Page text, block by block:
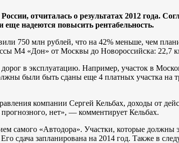
отчиталась о результатах 2012 года.
надеются повысить рентабельность.
750 млн рублей, что на 42% меньше, чем
М4 «Дон» от Москвы до Новороссийска:
в эксплуатацию. Например, участок в
были быть сданы еще 4 платных участка
компании Сергей Кельбах, доходы от
нет», — комментирует Кельбах.
самого «Автодора». Участки, которые
сдача запланирована на 2014 год. Также в